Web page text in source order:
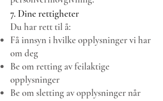
7. Dine rettigheter
Du har rett til å:
Få innsyn i hvilke opplysninger vi har
om deg
Be om retting av feilaktige
opplysninger
Be om sletting av opplysninger når